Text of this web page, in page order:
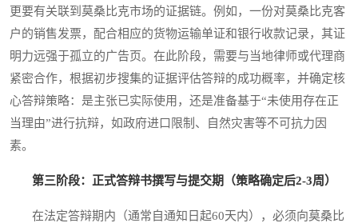
更要有关联到莫桑比克市场的证据链。例如，一份对莫桑比克客
户的销售发票，配合相应的货物运输单证和银行收款记录，其证
明力远强于孤立的广告页。在此阶段，需要与当地律师或代理商
紧密合作，根据初步搜集的证据评估答辩的成功概率，并确定核
心答辩策略：是主张已实际使用，还是准备基于“未使用存在正
当理由”进行抗辩，如政府进口限制、自然灾害等不可抗力因
素。
第三阶段：正式答辩书撰写与提交期（策略确定后2-3周）
在法定答辩期内（通常自通知日起60天内），必须向莫桑比